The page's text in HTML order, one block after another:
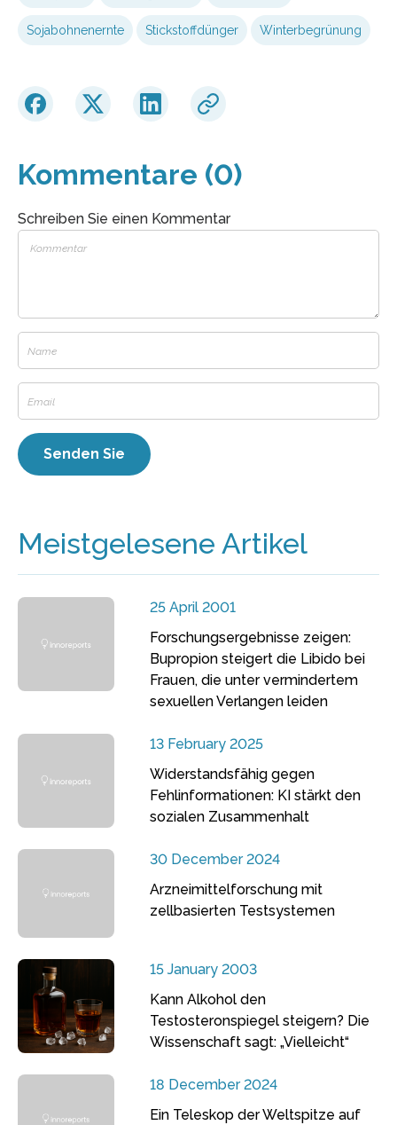
Sojabohnenernte Stickstoffdünger Winterbegrünung
Kommentare (0)
Schreiben Sie einen Kommentar
Meistgelesene Artikel
25 April 2001
Forschungsergebnisse zeigen:
Bupropion steigert die Libido bei
Frauen, die unter vermindertem
sexuellen Verlangen leiden
13 February 2025
Widerstandsfähig gegen
Fehlinformationen: KI stärkt den
sozialen Zusammenhalt
30 December 2024
Arzneimittelforschung mit
zellbasierten Testsystemen
15 January 2003
Kann Alkohol den
Testosteronspiegel steigern? Die
Wissenschaft sagt: „Vielleicht“
18 December 2024
Ein Teleskop der Weltspitze auf